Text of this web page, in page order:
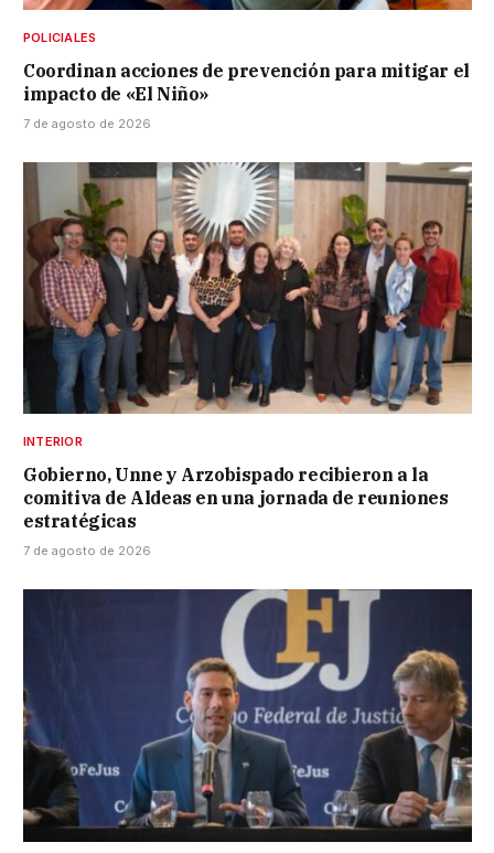
POLICIALES
Coordinan acciones de prevención para mitigar el
impacto de «El Niño»
7 de agosto de 2026
INTERIOR
Gobierno, Unne y Arzobispado recibieron a la
comitiva de Aldeas en una jornada de reuniones
estratégicas
7 de agosto de 2026